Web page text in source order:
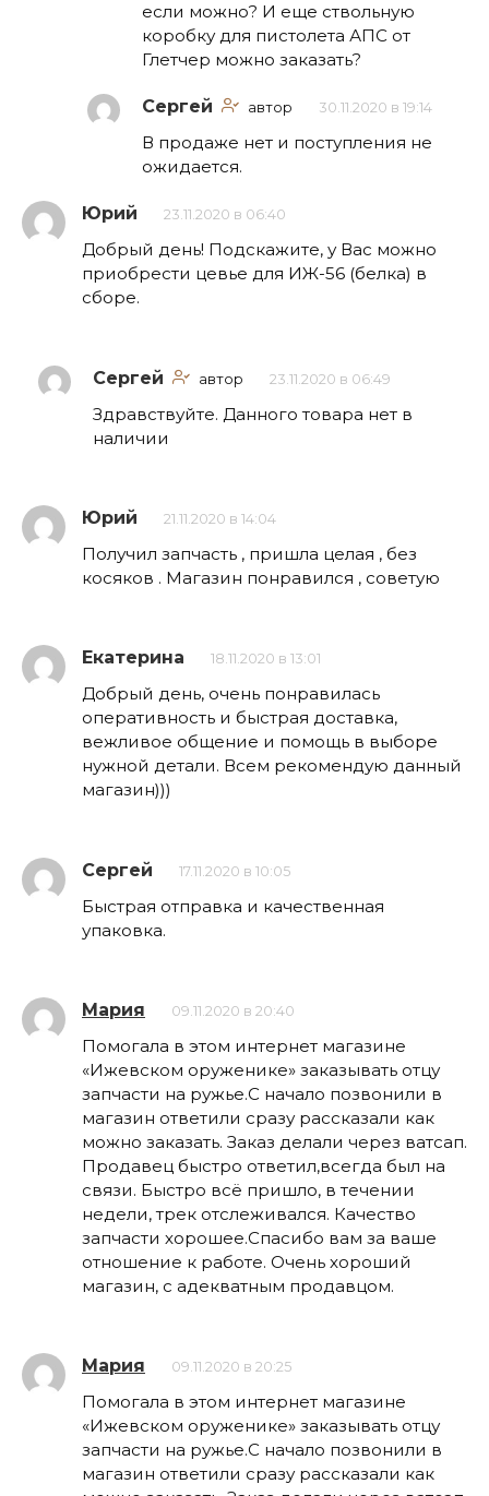
если можно? И еще ствольную
коробку для пистолета АПС от
Глетчер можно заказать?
Сергей автор 30.11.2020 в 19:14
В продаже нет и поступления не
ожидается.
Юрий 23.11.2020 в 06:40
Добрый день! Подскажите, у Вас можно
приобрести цевье для ИЖ-56 (белка) в
сборе.
Сергей автор 23.11.2020 в 06:49
Здравствуйте. Данного товара нет в
наличии
Юрий 21.11.2020 в 14:04
Получил запчасть , пришла целая , без
косяков . Магазин понравился , советую
Екатерина 18.11.2020 в 13:01
Добрый день, очень понравилась
оперативность и быстрая доставка,
вежливое общение и помощь в выборе
нужной детали. Всем рекомендую данный
магазин)))
Сергей 17.11.2020 в 10:05
Быстрая отправка и качественная
упаковка.
Мария 09.11.2020 в 20:40
Помогала в этом интернет магазине
«Ижевском оруженике» заказывать отцу
запчасти на ружье.С начало позвонили в
магазин ответили сразу рассказали как
можно заказать. Заказ делали через ватсап.
Продавец быстро ответил,всегда был на
связи. Быстро всё пришло, в течении
недели, трек отслеживался. Качество
запчасти хорошее.Спасибо вам за ваше
отношение к работе. Очень хороший
магазин, с адекватным продавцом.
Мария 09.11.2020 в 20:25
Помогала в этом интернет магазине
«Ижевском оруженике» заказывать отцу
запчасти на ружье.С начало позвонили в
магазин ответили сразу рассказали как